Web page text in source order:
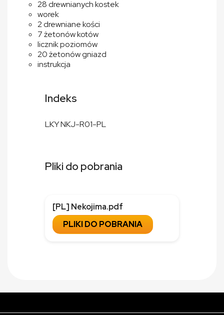
28 drewnianych kostek
worek
2 drewniane kości
7 żetonów kotów
licznik poziomów
20 żetonów gniazd
instrukcja
Indeks
LKY NKJ-R01-PL
Pliki do pobrania
[PL] Nekojima.pdf
PLIKI DO POBRANIA